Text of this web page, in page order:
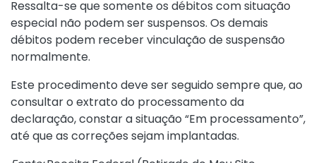
Ressalta-se que somente os débitos com situação
especial não podem ser suspensos. Os demais
débitos podem receber vinculação de suspensão
normalmente.
Este procedimento deve ser seguido sempre que, ao
consultar o extrato do processamento da
declaração, constar a situação “Em processamento”,
até que as correções sejam implantadas.